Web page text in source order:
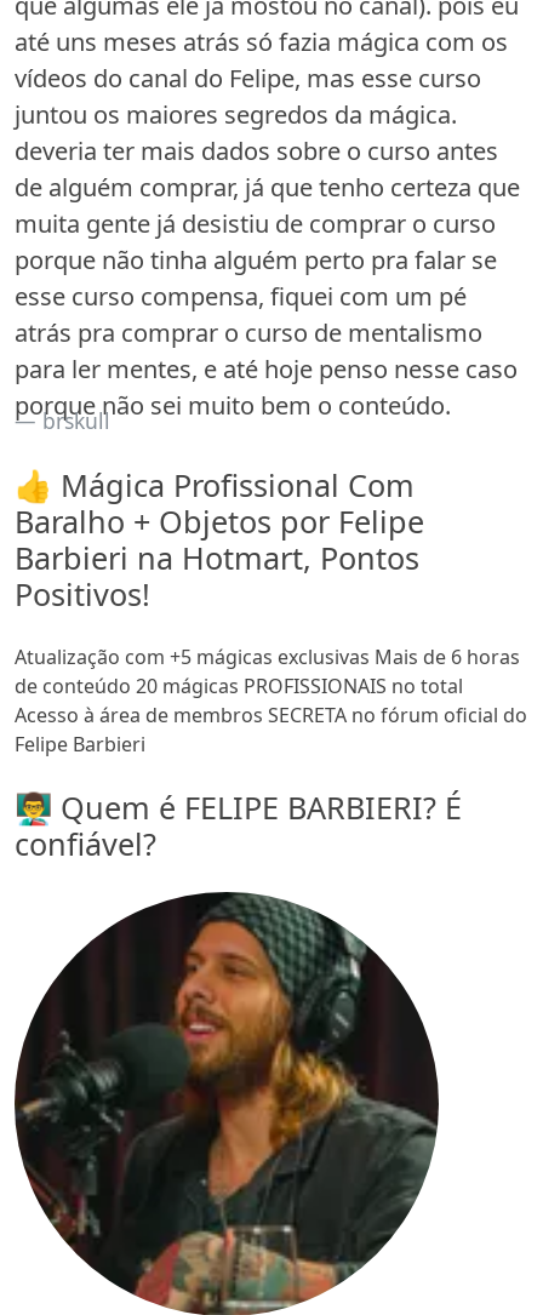
até uns meses atrás só fazia mágica com os
vídeos do canal do Felipe, mas esse curso
juntou os maiores segredos da mágica.
deveria ter mais dados sobre o curso antes
de alguém comprar, já que tenho certeza que
muita gente já desistiu de comprar o curso
porque não tinha alguém perto pra falar se
esse curso compensa, fiquei com um pé
atrás pra comprar o curso de mentalismo
para ler mentes, e até hoje penso nesse caso
porque não sei muito bem o conteúdo.
brskull
👍 Mágica Profissional Com
Baralho + Objetos por Felipe
Barbieri na Hotmart, Pontos
Positivos!
Atualização com +5 mágicas exclusivas Mais de 6 horas
de conteúdo 20 mágicas PROFISSIONAIS no total
Acesso à área de membros SECRETA no fórum oficial do
Felipe Barbieri
👨‍🏫 Quem é FELIPE BARBIERI? É
confiável?